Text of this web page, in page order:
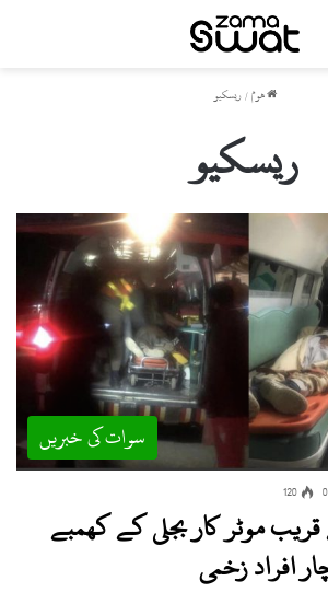
ھوم / ریسکیو
ریسکیو
سوات کی خبریں
0
120
موٹر کار بجلی کے کھمبے
افراد زخمی